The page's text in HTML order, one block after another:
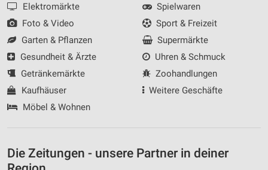
Elektromärkte
Foto & Video
Garten & Pflanzen
Gesundheit & Ärzte
Getränkemärkte
Kaufhäuser
Möbel & Wohnen
Spielwaren
Sport & Freizeit
Supermärkte
Uhren & Schmuck
Zoohandlungen
Weitere Geschäfte
Die Zeitungen - unsere Partner in deiner